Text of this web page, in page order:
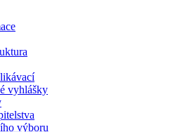
vyhlášky
výboru